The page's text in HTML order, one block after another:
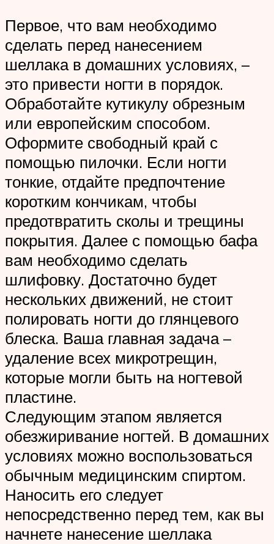
Первое, что вам необходимо
сделать перед нанесением
шеллака в домашних условиях, –
это привести ногти в порядок.
Обработайте кутикулу обрезным
или европейским способом.
Оформите свободный край с
помощью пилочки. Если ногти
тонкие, отдайте предпочтение
коротким кончикам, чтобы
предотвратить сколы и трещины
покрытия. Далее с помощью бафа
вам необходимо сделать
шлифовку. Достаточно будет
нескольких движений, не стоит
полировать ногти до глянцевого
блеска. Ваша главная задача –
удаление всех микротрещин,
которые могли быть на ногтевой
пластине.
Следующим этапом является
обезжиривание ногтей. В домашних
условиях можно воспользоваться
обычным медицинским спиртом.
Наносить его следует
непосредственно перед тем, как вы
начнете нанесение шеллака